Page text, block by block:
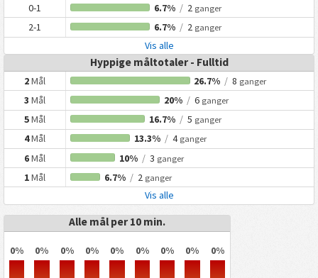
0-1 6.7% /2 ganger
2-1 6.7% /2 ganger
Vis alle
Hyppige måltotaler - Fulltid
2Mål 26.7% / 8 ganger
3Mål 20% /6 ganger
5Mål 16.7% /5 ganger
4Mål 13.3% /4 ganger
6Mål 10% /3 ganger
1Mål 6.7% /2 ganger
Vis alle
Alle mål per 10 min.
0% 0% 0% 0% 0% 0% 0% 0% 0%